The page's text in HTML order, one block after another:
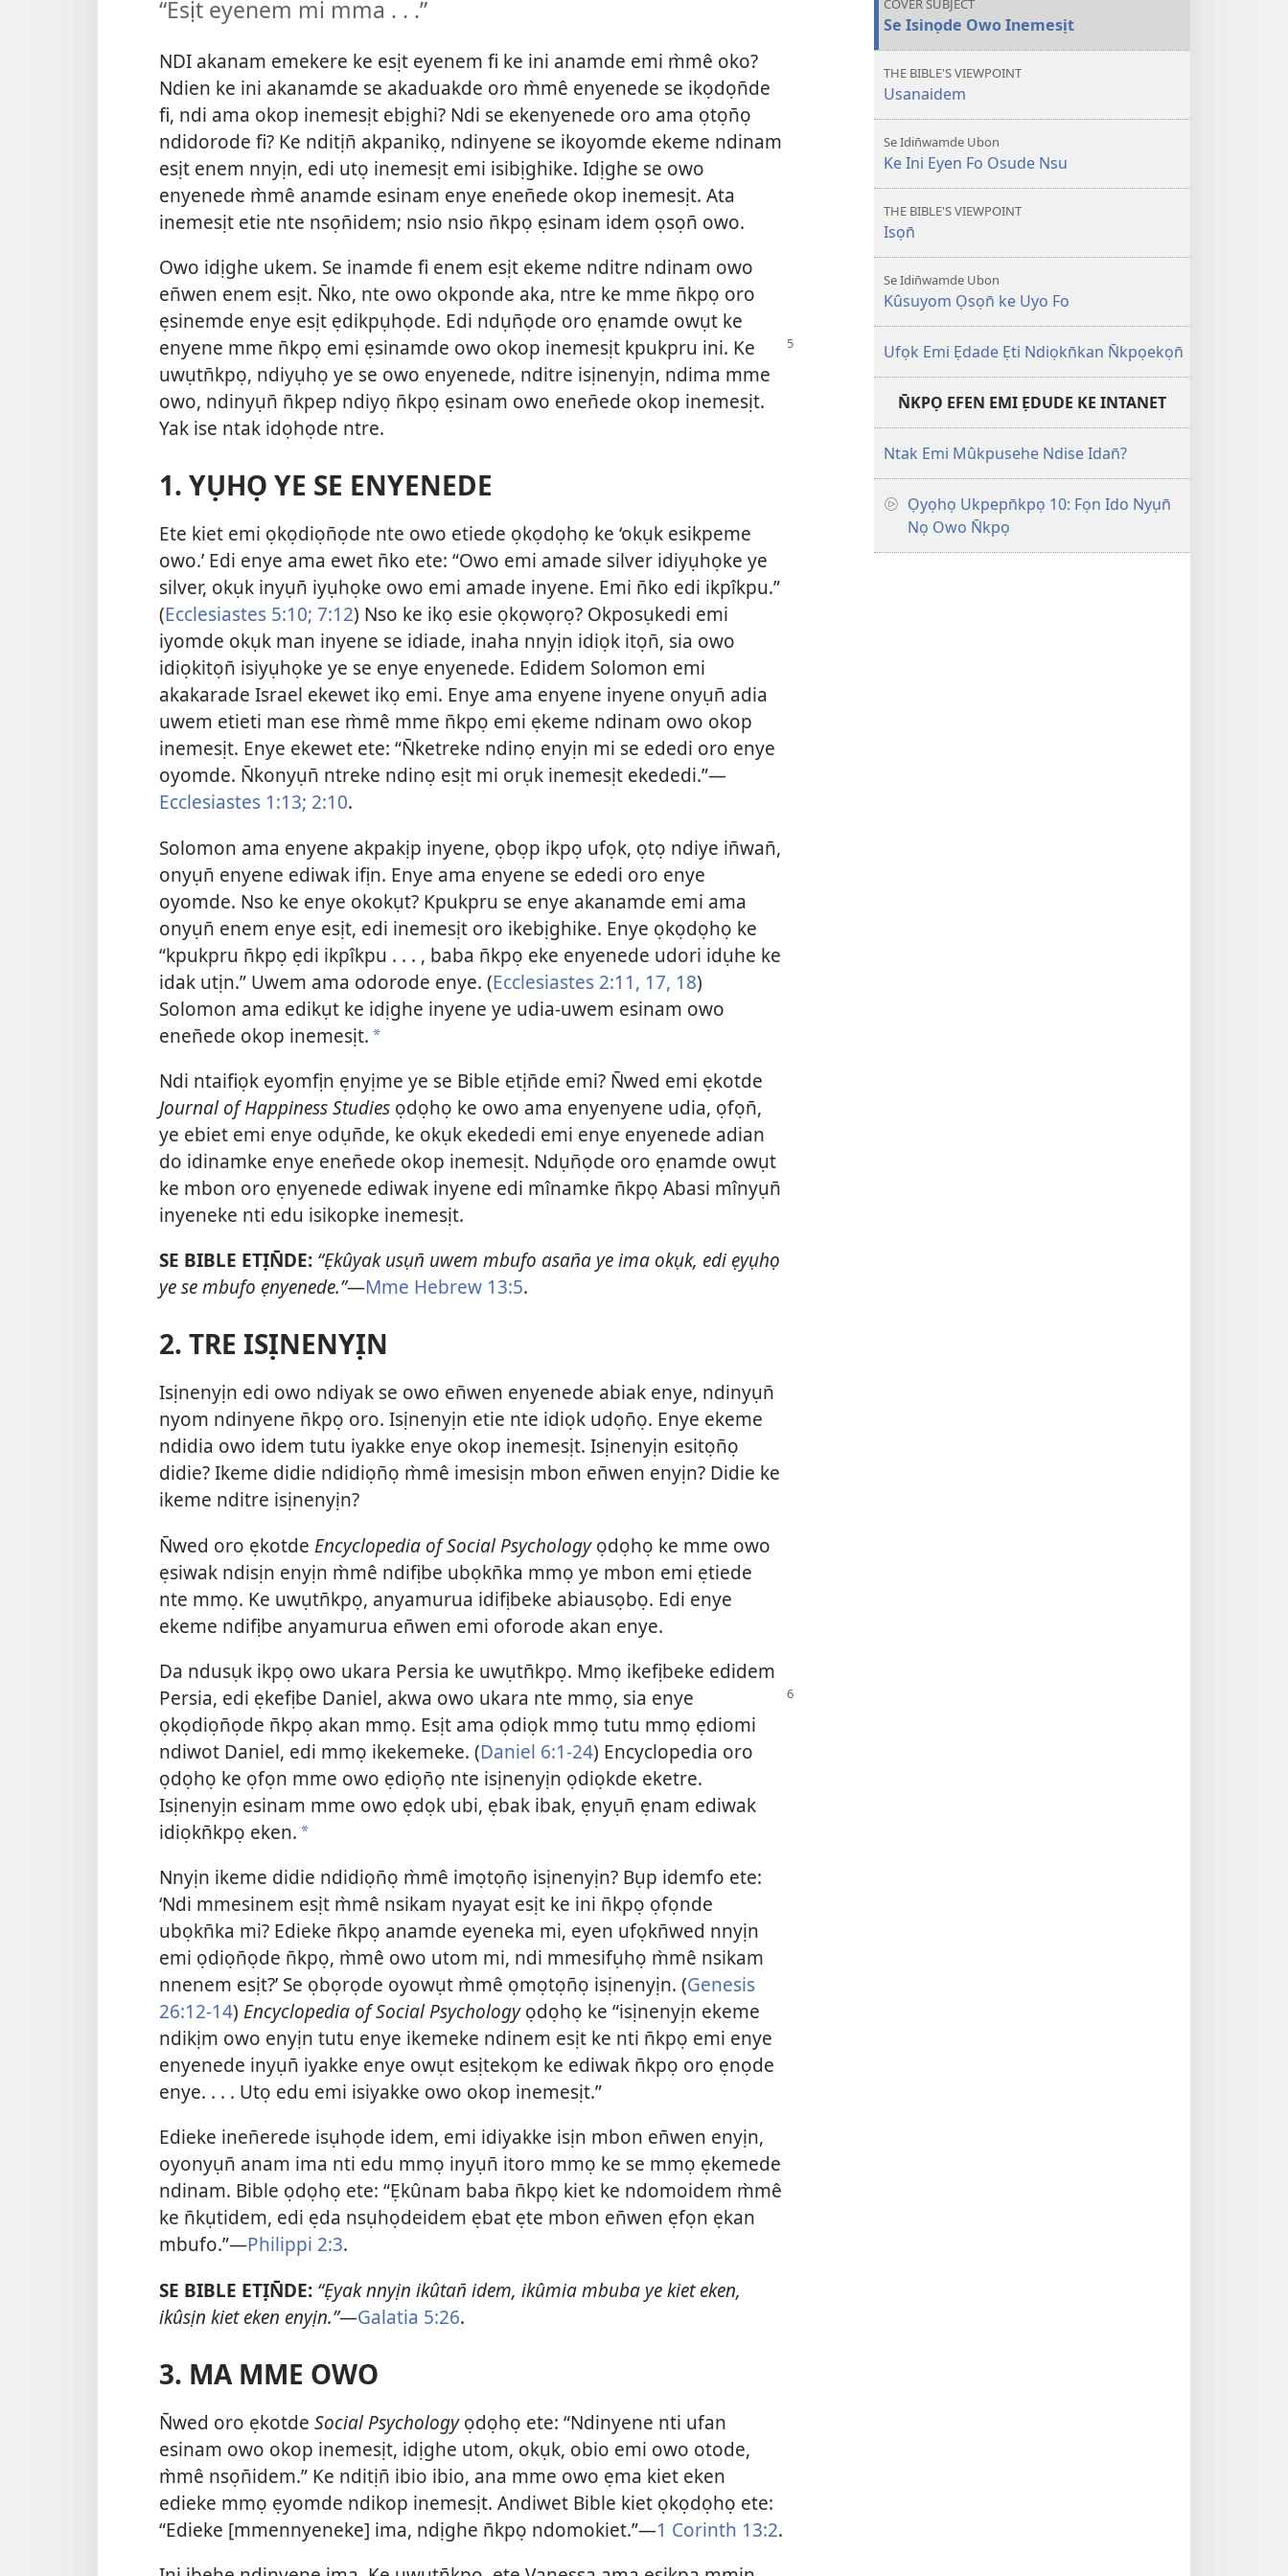
“Esịt eyenem mi mma . . .”
NDI akanam emekere ke esịt eyenem fi ke ini anamde emi m̀mê oko?
Ndien ke ini akanamde se akaduakde oro m̀mê enyenede se ikọdọn̄de
fi, ndi ama okop inemesịt ebịghi? Ndi se ekenyenede oro ama ọtọn̄ọ
ndidorode fi? Ke nditịn̄ akpanikọ, ndinyene se ikoyomde ekeme ndinam
esịt enem nnyịn, edi utọ inemesịt emi isibịghike. Idịghe se owo
enyenede m̀mê anamde esinam enye enen̄ede okop inemesịt. Ata
inemesịt etie nte nsọn̄idem; nsio nsio n̄kpọ ẹsinam idem ọsọn̄ owo.
Owo idịghe ukem. Se inamde fi enem esịt ekeme nditre ndinam owo
en̄wen enem esịt. N̄ko, nte owo okponde aka, ntre ke mme n̄kpọ oro
ẹsinemde enye esịt ẹdikpụhọde. Edi ndụn̄ọde oro ẹnamde owụt ke
enyene mme n̄kpọ emi ẹsinamde owo okop inemesịt kpukpru ini. Ke
uwụtn̄kpọ, ndiyụhọ ye se owo enyenede, nditre isịnenyịn, ndima mme
owo, ndinyụn̄ n̄kpep ndiyọ n̄kpọ ẹsinam owo enen̄ede okop inemesịt.
Yak ise ntak idọhọde ntre.
1. YỤHỌ YE SE ENYENEDE
Ete kiet emi ọkọdiọn̄ọde nte owo etiede ọkọdọhọ ke ‘okụk esikpeme
owo.’ Edi enye ama ewet n̄ko ete: “Owo emi amade silver idiyụhọke ye
silver, okụk inyụn̄ iyụhọke owo emi amade inyene. Emi n̄ko edi ikpîkpu.”
(Ecclesiastes 5:10; 7:12) Nso ke ikọ esie ọkọwọrọ? Okposụkedi emi
iyomde okụk man inyene se idiade, inaha nnyịn idiọk itọn̄, sia owo
idiọkitọn̄ isiyụhọke ye se enye enyenede. Edidem Solomon emi
akakarade Israel ekewet ikọ emi. Enye ama enyene inyene onyụn̄ adia
uwem etieti man ese m̀mê mme n̄kpọ emi ẹkeme ndinam owo okop
inemesịt. Enye ekewet ete: “N̄ketreke ndinọ enyịn mi se ededi oro enye
oyomde. N̄konyụn̄ ntreke ndinọ esịt mi orụk inemesịt ekededi.”—
Ecclesiastes 1:13; 2:10.
Solomon ama enyene akpakịp inyene, ọbọp ikpọ ufọk, ọtọ ndiye in̄wan̄,
onyụn̄ enyene ediwak ifịn. Enye ama enyene se ededi oro enye
oyomde. Nso ke enye okokụt? Kpukpru se enye akanamde emi ama
onyụn̄ enem enye esịt, edi inemesịt oro ikebịghike. Enye ọkọdọhọ ke
“kpukpru n̄kpọ ẹdi ikpîkpu . . . , baba n̄kpọ eke enyenede udori idụhe ke
idak utịn.” Uwem ama odorode enye. (Ecclesiastes 2:11, 17, 18)
Solomon ama edikụt ke idịghe inyene ye udia-uwem esinam owo
enen̄ede okop inemesịt. *
Ndi ntaifiọk eyomfịn ẹnyịme ye se Bible etịn̄de emi? N̄wed emi ẹkotde
Journal of Happiness Studies ọdọhọ ke owo ama enyenyene udia, ọfọn̄,
ye ebiet emi enye odụn̄de, ke okụk ekededi emi enye enyenede adian
do idinamke enye enen̄ede okop inemesịt. Ndụn̄ọde oro ẹnamde owụt
ke mbon oro ẹnyenede ediwak inyene edi mînamke n̄kpọ Abasi mînyụn̄
inyeneke nti edu isikopke inemesịt.
SE BIBLE ETỊN̄DE: “Ẹkûyak usụn̄ uwem mbufo asan̄a ye ima okụk, edi ẹyụhọ
ye se mbufo ẹnyenede.”—Mme Hebrew 13:5.
2. TRE ISỊNENYỊN
Isịnenyịn edi owo ndiyak se owo en̄wen enyenede abiak enye, ndinyụn̄
nyom ndinyene n̄kpọ oro. Isịnenyịn etie nte idiọk udọn̄ọ. Enye ekeme
ndidia owo idem tutu iyakke enye okop inemesịt. Isịnenyịn esitọn̄ọ
didie? Ikeme didie ndidiọn̄ọ m̀mê imesisịn mbon en̄wen enyịn? Didie ke
ikeme nditre isịnenyịn?
N̄wed oro ẹkotde Encyclopedia of Social Psychologyọdọhọ ke mme owo
ẹsiwak ndisịn enyịn m̀mê ndifịbe ubọkn̄ka mmọ ye mbon emi ẹtiede
nte mmọ. Ke uwụtn̄kpọ, anyamurua idifịbeke abiausọbọ. Edi enye
ekeme ndifịbe anyamurua en̄wen emi oforode akan enye.
Da ndusụk ikpọ owo ukara Persia ke uwụtn̄kpọ. Mmọ ikefịbeke edidem
Persia, edi ẹkefịbe Daniel, akwa owo ukara nte mmọ, sia enye
ọkọdiọn̄ọde n̄kpọ akan mmọ. Esịt ama ọdiọk mmọ tutu mmọ ẹdiomi
ndiwot Daniel, edi mmọ ikekemeke. (Daniel 6:1-24) Encyclopedia oro
ọdọhọ ke ọfọn mme owo ẹdiọn̄ọ nte isịnenyịn ọdiọkde eketre.
Isịnenyịn esinam mme owo ẹdọk ubi, ẹbak ibak, ẹnyụn̄ ẹnam ediwak
idiọkn̄kpọ eken. *
Nnyịn ikeme didie ndidiọn̄ọ m̀mê imọtọn̄ọ isịnenyịn? Bụp idemfo ete:
‘Ndi mmesinem esịt m̀mê nsikam nyayat esịt ke ini n̄kpọ ọfọnde
ubọkn̄ka mi? Edieke n̄kpọ anamde eyeneka mi, eyen ufọkn̄wed nnyịn
emi ọdiọn̄ọde n̄kpọ, m̀mê owo utom mi, ndi mmesifụhọ m̀mê nsikam
nnenem esịt?’ Se ọbọrọde oyowụt m̀mê ọmọtọn̄ọ isịnenyịn. (Genesis
26:12-14) Encyclopedia of Social Psychologyọdọhọ ke “isịnenyịn ekeme
ndikịm owo enyịn tutu enye ikemeke ndinem esịt ke nti n̄kpọ emi enye
enyenede inyụn̄ iyakke enye owụt esịtekọm ke ediwak n̄kpọ oro ẹnọde
enye. . . . Utọ edu emi isiyakke owo okop inemesịt.”
Edieke inen̄erede isụhọde idem, emi idiyakke isịn mbon en̄wen enyịn,
oyonyụn̄ anam ima nti edu mmọ inyụn̄ itoro mmọ ke se mmọ ẹkemede
ndinam. Bible ọdọhọ ete: “Ẹkûnam baba n̄kpọ kiet ke ndomoidem m̀mê
ke n̄kụtidem, edi ẹda nsụhọdeidem ẹbat ẹte mbon en̄wen ẹfọn ẹkan
mbufo.”—Philippi 2:3.
SE BIBLE ETỊN̄DE: “Ẹyak nnyịn ikûtan̄ idem, ikûmia mbuba ye kiet eken,
ikûsịn kiet eken enyịn.”—Galatia 5:26.
3. MA MME OWO
N̄wed oro ẹkotde Social Psychologyọdọhọ ete: “Ndinyene nti ufan
esinam owo okop inemesịt, idịghe utom, okụk, obio emi owo otode,
m̀mê nsọn̄idem.” Ke nditịn̄ ibio ibio, ana mme owo ẹma kiet eken
edieke mmọ ẹyomde ndikop inemesịt. Andiwet Bible kiet ọkọdọhọ ete:
“Edieke [mmennyeneke] ima, ndịghe n̄kpọ ndomokiet.”—1 Corinth 13:2.
Inemesịt
COVER SUBJECT
Se Isinọde Owo Inemesịt
THE BIBLE'S VIEWPOINT
Usanaidem
Se Idin̄wamde Ubon
Ke Ini Eyen Fo Osude Nsu
THE BIBLE'S VIEWPOINT
Isọn̄
Se Idin̄wamde Ubon
Kûsuyom Ọsọn̄ ke Uyo Fo
Ufọk Emi Ẹdade Ẹti Ndiọkn̄kan N̄kpọekọn̄
N̄KPỌ EFEN EMI ẸDUDE KE INTANET
Ntak Emi Mûkpusehe Ndise Idan̄?
Ọyọhọ Ukpepn̄kpọ 10: Fọn Ido Nyụn̄
Nọ Owo N̄kpọ